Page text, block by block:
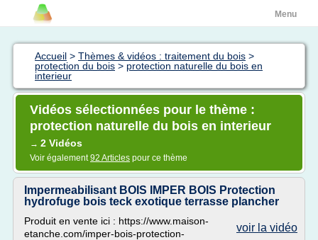
Menu
Accueil > Thèmes & vidéos : traitement du bois >
protection du bois > protection naturelle du bois en
interieur
Vidéos sélectionnées pour le thème :
protection naturelle du bois en interieur
→ 2 Vidéos
Voir également92 Articles pour ce thème
Impermeabilisant BOIS IMPER BOIS Protection
hydrofuge bois teck exotique terrasse plancher
voir la vidéo
Produit en vente ici : https://www.maison-
etanche.com/imper-bois-protection-